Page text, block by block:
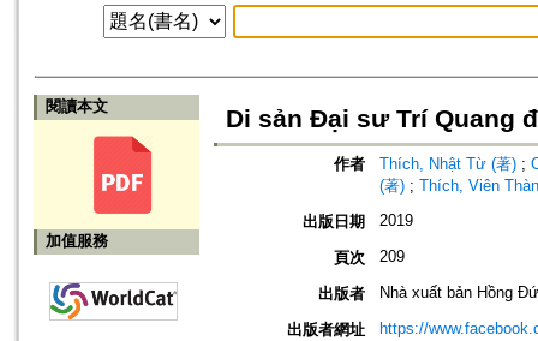
閱讀本文
加值服務
Di sản Đại sư Trí Quang
作者 Thích, Nhật Từ (著) ;
(著) ; Thích, Viên
出版日期
2019
頁次 209
出版者 Nhà xuất bản Hồng
出版者網址 https://